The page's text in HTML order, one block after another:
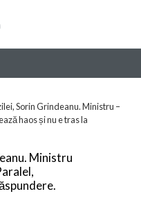
Sorin Grindeanu. Ministru –
haos și nu e tras la
Ministru